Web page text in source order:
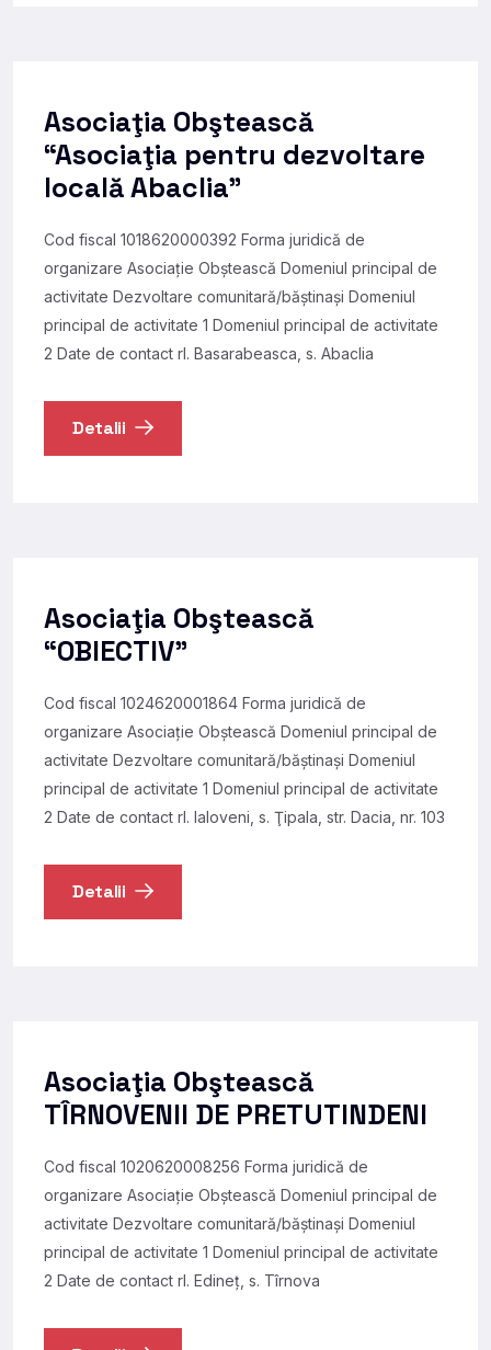
Asociaţia Obştească
“Asociaţia pentru dezvoltare
locală Abaclia”
Cod fiscal 1018620000392 Forma juridică de
organizare Asociație Obștească Domeniul principal de
activitate Dezvoltare comunitară/băștinași Domeniul
principal de activitate 1 Domeniul principal de activitate
2 Date de contact rl. Basarabeasca, s. Abaclia
Detalii
Asociaţia Obştească
“OBIECTIV”
Cod fiscal 1024620001864 Forma juridică de
organizare Asociație Obștească Domeniul principal de
activitate Dezvoltare comunitară/băștinași Domeniul
principal de activitate 1 Domeniul principal de activitate
2 Date de contact rl. Ialoveni, s. Ţipala, str. Dacia, nr. 103
Detalii
Asociaţia Obştească
TÎRNOVENII DE PRETUTINDENI
Cod fiscal 1020620008256 Forma juridică de
organizare Asociație Obștească Domeniul principal de
activitate Dezvoltare comunitară/băștinași Domeniul
principal de activitate 1 Domeniul principal de activitate
2 Date de contact rl. Edineţ, s. Tîrnova